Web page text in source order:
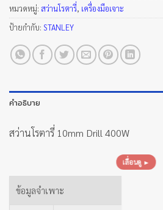
หมวดหมู่: สว่านโรตารี่, เครื่องมือเจาะ
ป้ายกำกับ: STANLEY
คำอธิบาย
สว่านโรตารี่ 10mm Drill 400W
เลื่อนดู ►
ข้อมูลจำเพาะ